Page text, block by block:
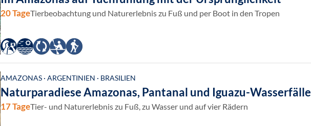
20 TageTierbeobachtung und Naturerlebnis zu Fuß und per Boot in den Tropen
AMAZONAS · ARGENTINIEN · BRASILIEN
Naturparadiese Amazonas, Pantanal und Iguazu-Wasserfälle
17 TageTier- und Naturerlebnis zu Fuß, zu Wasser und auf vier Rädern